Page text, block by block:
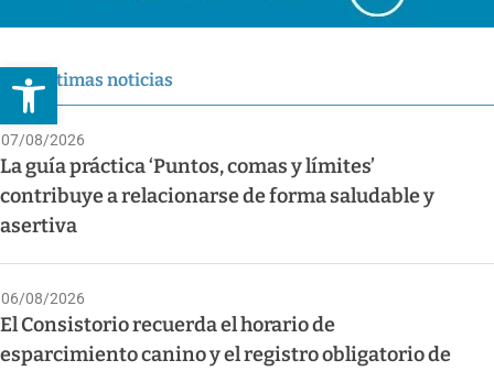
Abrir barra de herramientas
Últimas noticias
07/08/2026
La guía práctica ‘Puntos, comas y límites’
contribuye a relacionarse de forma saludable y
asertiva
06/08/2026
El Consistorio recuerda el horario de
esparcimiento canino y el registro obligatorio de